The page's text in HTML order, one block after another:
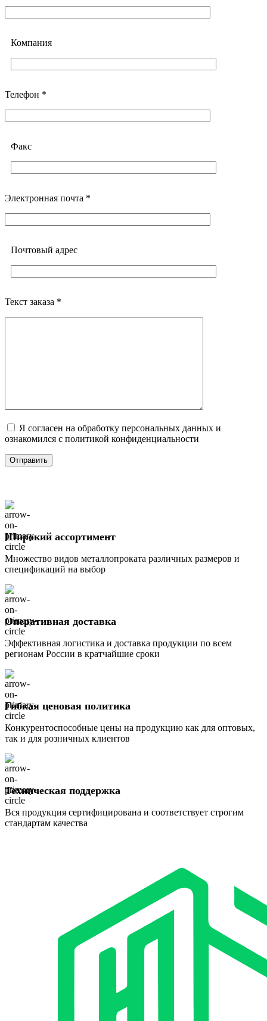
Компания
Телефон *
Факс
Электронная почта *
Почтовый адреc
Текст заказа *
Я согласен на обработку персональных данных и
ознакомился с политикой конфиденциальности
Широкий ассортимент
Множество видов металлопроката различных размеров и
спецификаций на выбор
Оперативная доставка
Эффективная логистика и доставка продукции по всем
регионам России в кратчайшие сроки
Гибкая ценовая политика
Конкурентоспособные цены на продукцию как для оптовых,
так и для розничных клиентов
Техническая поддержка
Вся продукция сертифицирована и соответствует строгим
стандартам качества